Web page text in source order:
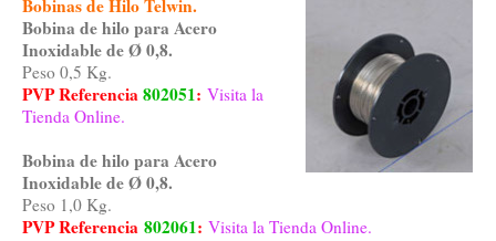
Bobinas de Hilo Telwin.
Bobina de hilo para Acero
Inoxidable de Ø 0,8.
Peso 0,5 Kg.
PVP Referencia802051: Visita la
Tienda Online.
Bobina de hilo para Acero
Inoxidable de Ø 0,8.
Peso 1,0 Kg.
PVP Referencia 802061: Visita la Tienda Online.